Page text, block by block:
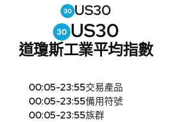
US30
US30
道瓊斯工業平均指數
00:05-23:55
00:05-23:55
00:05-23:55
交易產品
備用符號
族群